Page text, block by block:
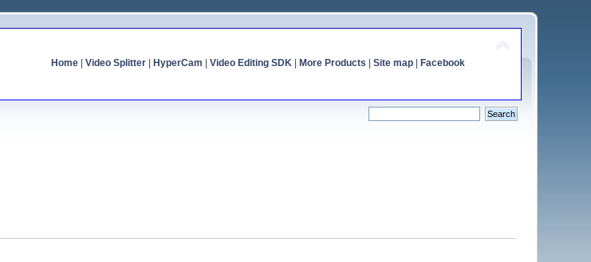
Home| Video Splitter| HyperCam Video Editing SDK| More Products Site map| Facebook